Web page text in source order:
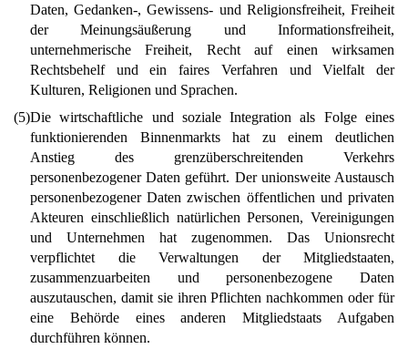
Daten, Gedanken-, Gewissens- und Religionsfreiheit, Freiheit
der Meinungsäußerung und Informationsfreiheit,
unternehmerische Freiheit, Recht auf einen wirksamen
Rechtsbehelf und ein faires Verfahren und Vielfalt der
Kulturen, Religionen und Sprachen.
(5)Die wirtschaftliche und soziale Integration als Folge eines
funktionierenden Binnenmarkts hat zu einem deutlichen
Anstieg des grenzüberschreitenden Verkehrs
personenbezogener Daten geführt. Der unionsweite Austausch
personenbezogener Daten zwischen öffentlichen und privaten
Akteuren einschließlich natürlichen Personen, Vereinigungen
und Unternehmen hat zugenommen. Das Unionsrecht
verpflichtet die Verwaltungen der Mitgliedstaaten,
zusammenzuarbeiten und personenbezogene Daten
auszutauschen, damit sie ihren Pflichten nachkommen oder für
eine Behörde eines anderen Mitgliedstaats Aufgaben
durchführen können.